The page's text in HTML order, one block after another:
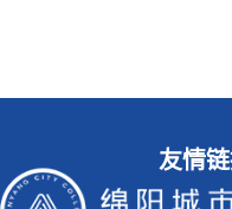
友情